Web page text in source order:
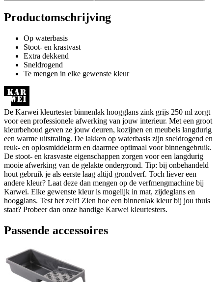
Productomschrijving
Op waterbasis
Stoot- en krastvast
Extra dekkend
Sneldrogend
Te mengen in elke gewenste kleur
De Karwei kleurtester binnenlak hoogglans zink grijs 250 ml zorgt
voor een professionele afwerking van jouw interieur. Met een groot
kleurbehoud geven ze jouw deuren, kozijnen en meubels langdurig
een warme uitstraling. De lakken op waterbasis zijn sneldrogend en
reuk- en oplosmiddelarm en daarmee optimaal voor binnengebruik.
De stoot- en krasvaste eigenschappen zorgen voor een langdurig
mooie afwerking van de gelakte ondergrond. Tip: bij onbehandeld
hout gebruik je als eerste laag altijd grondverf. Toch liever een
andere kleur? Laat deze dan mengen op de verfmengmachine bij
Karwei. Elke gewenste kleur is mogelijk in mat, zijdeglans en
hoogglans. Test het zelf! Zien hoe een binnenlak kleur bij jou thuis
staat? Probeer dan onze handige Karwei kleurtesters.
Passende accessoires